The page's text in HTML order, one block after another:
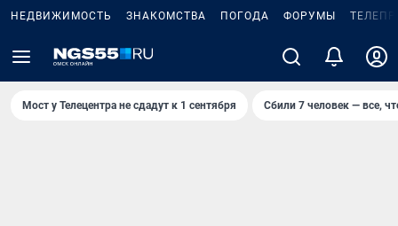
НЕДВИЖИМОСТЬ ЗНАКОМСТВА ПОГОДА ФОРУМЫ
Мост у Телецентра не сдадут к 1 сентября Сбили 7 человек — все,